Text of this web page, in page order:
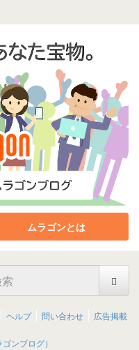
ムラゴンとは
ヘルプ 問い合わせ 広告掲載
ンブログ）